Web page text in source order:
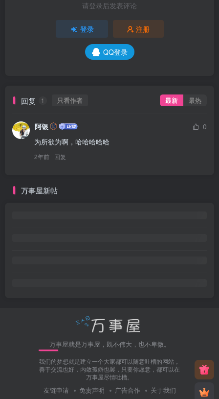
请登录后发表评论
登录 注册
QQ登录
回复 1 只看作者 最新 最热
阿银
0
为所欲为啊，哈哈哈哈哈
2年前 回复
万事屋新帖
万事屋就是万事屋，既不伟大，也不卑微。
我们的梦想就是建立一个大家都可以随意吐槽的网站，
善于交流也好，内敛孤僻也罢，只要你愿意，都可以在
万事屋尽情吐槽。
友链申请 免责声明 广告合作 关于我们